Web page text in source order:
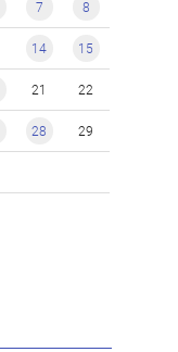
7 8
14 15
21 22
28 29